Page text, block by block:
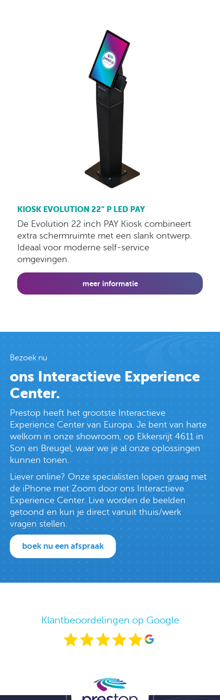
KIOSK EVOLUTION 22" P LED PAY
De Evolution 22 inch PAY Kiosk combineert
extra schermruimte met een slank ontwerp.
Ideaal voor moderne self-service
omgevingen.
meer informatie
Bezoek nu
ons Interactieve Experience
Center.
Prestop heeft het grootste Interactieve
Experience Center van Europa. Je bent van harte
welkom in onze showroom, op Ekkersrijt 4611 in
Son en Breugel, waar we je al onze oplossingen
kunnen tonen.
Liever online? Onze specialisten lopen graag met
de iPhone met Zoom door ons Interactieve
Experience Center. Live worden de beelden
getoond en kun je direct vanuit thuis/werk
vragen stellen.
boek nu een afspraak
Klantbeoordelingen op Google